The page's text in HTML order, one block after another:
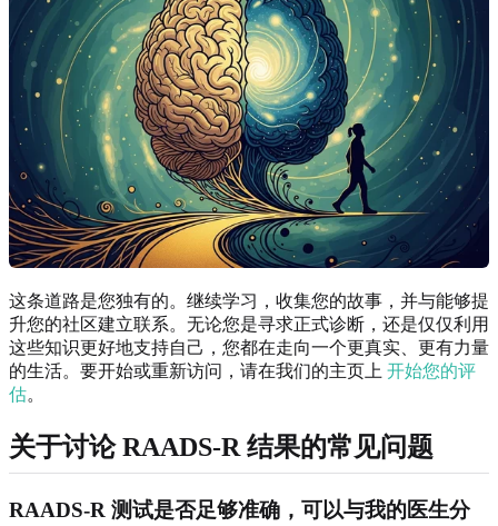
这条道路是您独有的。继续学习，收集您的故事，并与能够提
升您的社区建立联系。无论您是寻求正式诊断，还是仅仅利用
这些知识更好地支持自己，您都在走向一个更真实、更有力量
的生活。要开始或重新访问，请在我们的主页上 开始您的评
估。
关于讨论 RAADS-R 结果的常见问题
RAADS-R 测试是否足够准确，可以与我的医生分